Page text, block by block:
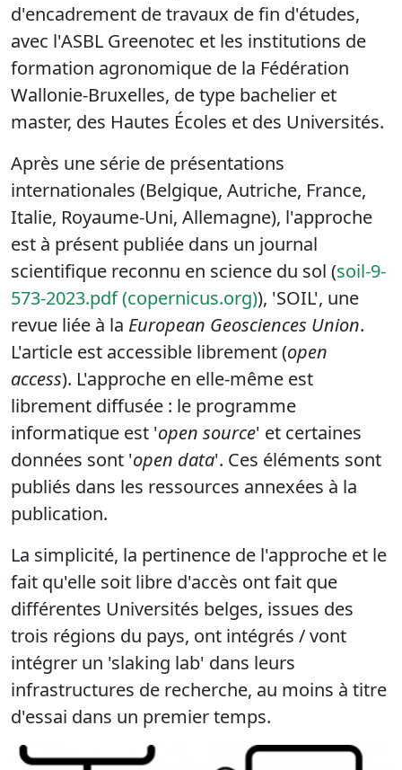
d'encadrement de travaux de fin d'études,
avec l'ASBL Greenotec et les institutions de
formation agronomique de la Fédération
Wallonie-Bruxelles, de type bachelier et
master, des Hautes Écoles et des Universités.
Après une série de présentations
internationales (Belgique, Autriche, France,
Italie, Royaume-Uni, Allemagne), l'approche
est à présent publiée dans un journal
scientifique reconnu en science du sol (soil-9-
573-2023.pdf (copernicus.org)), 'SOIL', une
revue liée à la European Geosciences Union.
L'article est accessible librement (open
access). L'approche en elle-même est
librement diffusée : le programme
informatique est 'open source' et certaines
données sont 'open data'. Ces éléments sont
publiés dans les ressources annexées à la
publication.
La simplicité, la pertinence de l'approche et le
fait qu'elle soit libre d'accès ont fait que
différentes Universités belges, issues des
trois régions du pays, ont intégrés / vont
intégrer un 'slaking lab' dans leurs
infrastructures de recherche, au moins à titre
d'essai dans un premier temps.